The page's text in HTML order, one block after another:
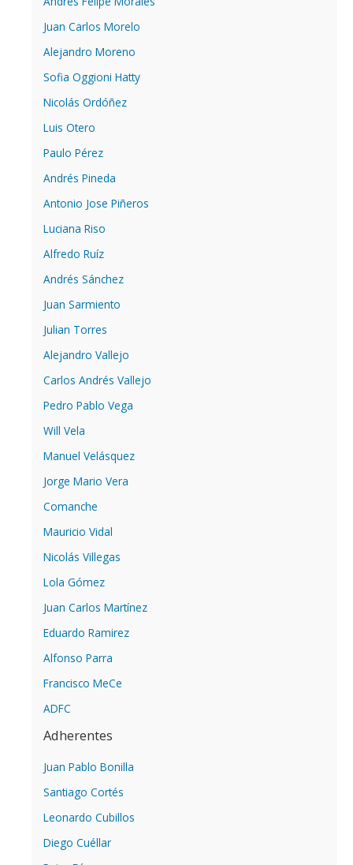
Juan Carlos Morelo
Alejandro Moreno
Sofia Oggioni Hatty
Nicolás Ordóñez
Luis Otero
Paulo Pérez
Andrés Pineda
Antonio Jose Piñeros
Luciana Riso
Alfredo Ruíz
Andrés Sánchez
Juan Sarmiento
Julian Torres
Alejandro Vallejo
Carlos Andrés Vallejo
Pedro Pablo Vega
Will Vela
Manuel Velásquez
Jorge Mario Vera
Comanche
Mauricio Vidal
Nicolás Villegas
Lola Gómez
Juan Carlos Martínez
Eduardo Ramirez
Alfonso Parra
Francisco MeCe
ADFC
Adherentes
Juan Pablo Bonilla
Santiago Cortés
Leonardo Cubillos
Diego Cuéllar